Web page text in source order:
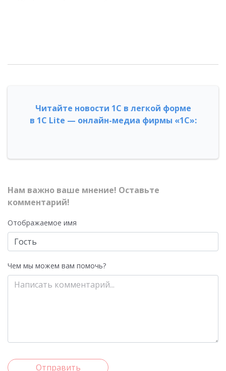
Читайте новости 1С в легкой форме
в 1С Lite — онлайн-медиа фирмы «1С»:
Нам важно ваше мнение! Оставьте
комментарий!
Отображаемое имя
Чем мы можем вам помочь?
Отправить